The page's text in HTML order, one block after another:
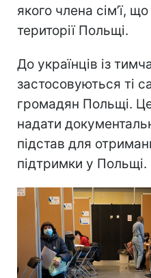
якого члена сім’ї,
території Польщі.
До українців із
застосовуються ті
громадян Польщі.
надати
підстав для
підтримки у Польщі.